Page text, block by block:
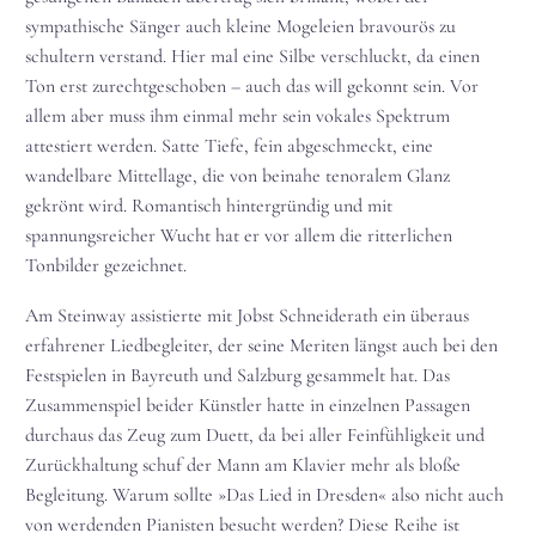
sympathische Sänger auch kleine Mogeleien bravourös zu
schultern verstand. Hier mal eine Silbe verschluckt, da einen
Ton erst zurechtgeschoben – auch das will gekonnt sein. Vor
allem aber muss ihm einmal mehr sein vokales Spektrum
attestiert werden. Satte Tiefe, fein abgeschmeckt, eine
wandelbare Mittellage, die von beinahe tenoralem Glanz
gekrönt wird. Romantisch hintergründig und mit
spannungsreicher Wucht hat er vor allem die ritterlichen
Tonbilder gezeichnet.
Am Steinway assistierte mit Jobst Schneiderath ein überaus
erfahrener Liedbegleiter, der seine Meriten längst auch bei den
Festspielen in Bayreuth und Salzburg gesammelt hat. Das
Zusammenspiel beider Künstler hatte in einzelnen Passagen
durchaus das Zeug zum Duett, da bei aller Feinfühligkeit und
Zurückhaltung schuf der Mann am Klavier mehr als bloße
Begleitung. Warum sollte »Das Lied in Dresden« also nicht auch
von werdenden Pianisten besucht werden? Diese Reihe ist